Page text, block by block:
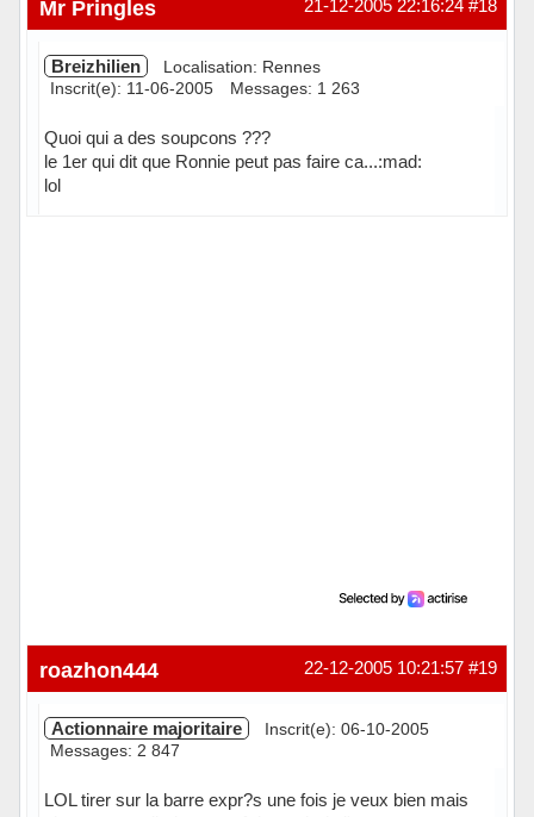
#18
21-12-2005 22:16:24
Mr Pringles
Breizhilien
Localisation: Rennes
Inscrit(e): 11-06-2005
Messages: 1 263
Quoi qui a des soupcons ???
le 1er qui dit que Ronnie peut pas faire ca...:mad:
lol
#19
22-12-2005 10:21:57
roazhon444
Actionnaire majoritaire
Inscrit(e): 06-10-2005
Messages: 2 847
LOL tirer sur la barre expr?s une fois je veux bien mais